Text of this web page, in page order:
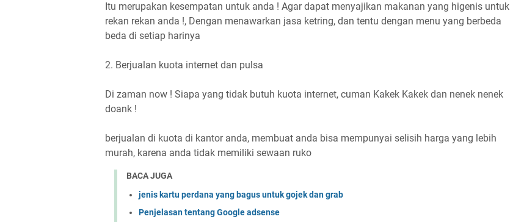
Itu merupakan kesempatan untuk anda ! Agar dapat menyajikan makanan yang higenis untuk
rekan rekan anda !, Dengan menawarkan jasa ketring, dan tentu dengan menu yang berbeda
beda di setiap harinya
2. Berjualan kuota internet dan pulsa
Di zaman now ! Siapa yang tidak butuh kuota internet, cuman Kakek Kakek dan nenek nenek
doank !
berjualan di kuota di kantor anda, membuat anda bisa mempunyai selisih harga yang lebih
murah, karena anda tidak memiliki sewaan ruko
BACA JUGA
jenis kartu perdana yang bagus untuk gojek dan grab
Penjelasan tentang Google adsense